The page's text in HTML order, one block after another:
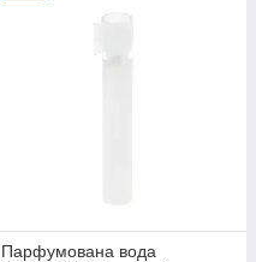
Парфумована вода